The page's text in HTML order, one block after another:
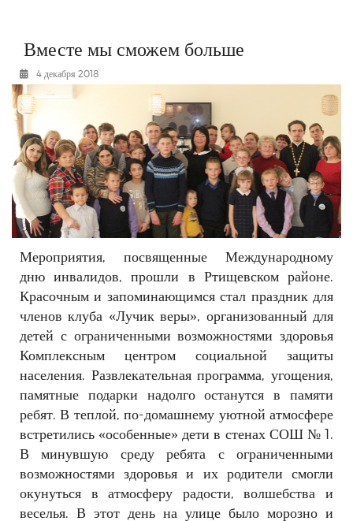
К СВЕДЕНИЮ
ФОТОРЕПОРТАЖИ
РЕКЛАМОДАТЕЛЯМ
ОБЪЯВЛЕНИЯ
КОНТАКТЫ
Вместе мы сможем больше
4 декабря 2018
Мероприятия, посвященные Международному
дню инвалидов, прошли в Ртищевском районе.
Красочным и запоминающимся стал праздник для
членов клуба «Лучик веры», организованный для
детей с ограниченными возможностями здоровья
Комплексным центром социальной защиты
населения. Развлекательная программа, угощения,
памятные подарки надолго останутся в памяти
ребят. В теплой, по-домашнему уютной атмосфере
встретились «особенные» дети в стенах СОШ № 1.
В минувшую среду ребята с ограниченными
возможностями здоровья и их родители смогли
окунуться в атмосферу радости, волшебства и
веселья. В этот день на улице было морозно и